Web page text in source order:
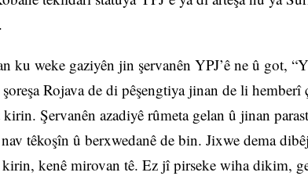
ku weke gaziyên jin şervanên YPJ’ê ne û got,
Rojava de di pêşengtiya jinan de li hemberî
Şervanên azadiyê rûmeta gelan û jinan
têkoşîn û berxwedanê de bin. Jixwe dema
kirin, kenê mirovan tê. Ez jî pirseke wiha dikim,